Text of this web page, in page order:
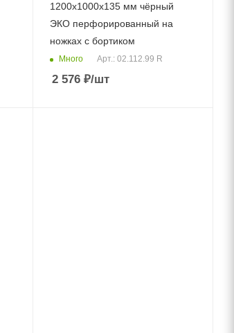
1200x1000x135 мм чёрный
ЭКО перфорированный на
ножках с бортиком
Много Арт.: 02.112.99 R
2 576 ₽/шт